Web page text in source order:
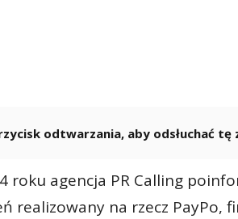
odtwarzania, aby odsłuchać
roku agencja PR Calling
realizowany na rzecz PayPo,